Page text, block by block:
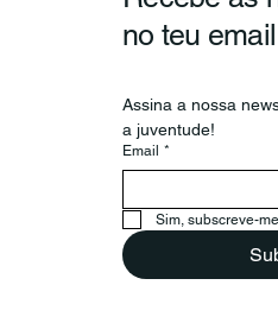
Secretário-
para reforçar
juventudes
no teu email
Assina a nossa
a juventude!
Email *
Sim, subscreve-